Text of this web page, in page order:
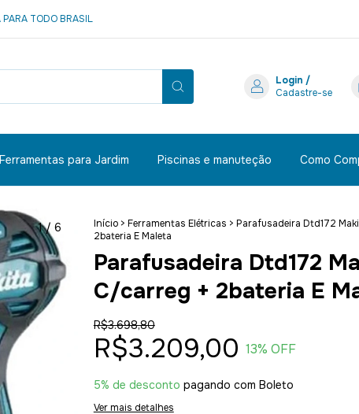
TODO BRASIL
Login /
Cadastre-se
Ferramentas para Jardim Piscinas e manuteção Como
1/ 6 Início > Ferramentas Elétricas > Parafusadeira Dtd172
2bateria E Maleta
Parafusadeira Dtd172
C/carreg + 2bateria E
R$3.698,80
R$3.209,00 13% OFF
5% de desconto pagando com Boleto
Ver mais detalhes